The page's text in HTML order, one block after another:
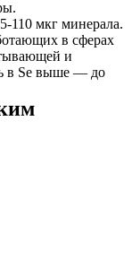
110 мкг минерала.
в сферах
и
в Se выше — до